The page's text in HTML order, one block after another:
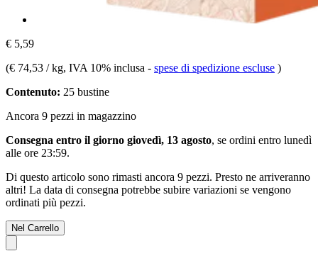
€ 5,59
(€ 74,53 / kg, IVA 10% inclusa - spese di spedizione escluse )
Contenuto: 25 bustine
Ancora 9 pezzi in magazzino
Consegna entro il giorno giovedì, 13 agosto, se ordini entro lunedì
alle ore 23:59.
Di questo articolo sono rimasti ancora 9 pezzi. Presto ne arriveranno
altri! La data di consegna potrebbe subire variazioni se vengono
ordinati più pezzi.
Nel Carrello